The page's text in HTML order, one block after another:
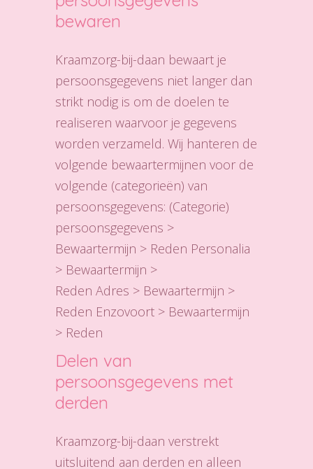
bewaren
Kraamzorg-bij-daan bewaart je
persoonsgegevens niet langer dan
strikt nodig is om de doelen te
realiseren waarvoor je gegevens
worden verzameld. Wij hanteren de
volgende bewaartermijnen voor de
volgende (categorieën) van
persoonsgegevens: (Categorie)
persoonsgegevens >
Bewaartermijn > Reden Personalia
> Bewaartermijn >
Reden Adres > Bewaartermijn >
Reden Enzovoort > Bewaartermijn
> Reden
Delen van
persoonsgegevens met
derden
Kraamzorg-bij-daan verstrekt
uitsluitend aan derden en alleen